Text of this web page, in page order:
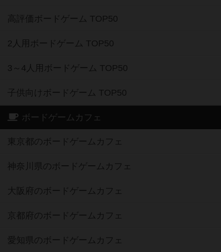
高評価ボードゲーム TOP50
2人用ボードゲーム TOP50
3～4人用ボードゲーム TOP50
子供向けボードゲーム TOP50
ボードゲームカフェ
東京都のボードゲームカフェ
神奈川県のボードゲームカフェ
大阪府のボードゲームカフェ
京都府のボードゲームカフェ
愛知県のボードゲームカフェ